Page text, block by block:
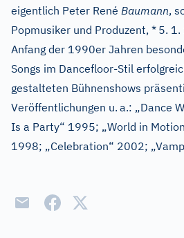
eigentlich Peter René Baumann,
Popmusiker und Produzent, * 5. 1.
Anfang der 1990er Jahren
Songs im Dancefloor-Stil
gestalteten Bühnenshows
Veröffentlichungen u. a.: „Dance
Is a Party“ 1995; „World in
1998; „Celebration“ 2002;